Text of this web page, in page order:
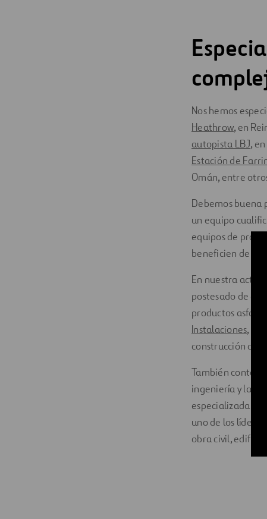
Nos hemos
Heathrow, en
autopista LBJ,
Estación de
Omán, entre
Debemos buena
un equipo
equipos de
beneficien de
En nuestra
postesado de
productos
Instalaciones,
construcción de
También
ingeniería y la
especializada en
uno de los
obra civil,